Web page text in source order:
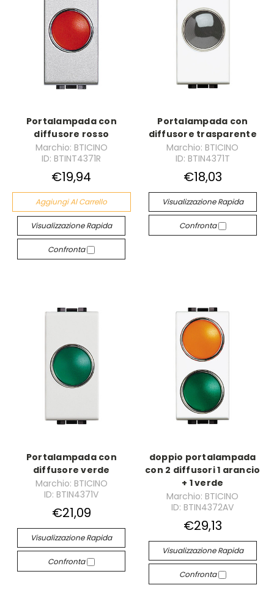
Portalampada con
diffusore rosso
Marchio: BTICINO
ID: BTINT4371R
€19,94
Aggiungi Al Carrello
Visualizzazione Rapida
Confronta
Portalampada con
diffusore trasparente
Marchio: BTICINO
ID: BTIN4371T
€18,03
Visualizzazione Rapida
Confronta
Portalampada con
diffusore verde
Marchio: BTICINO
ID: BTIN4371V
€21,09
Visualizzazione Rapida
Confronta
doppio portalampada
con 2 diffusori 1 arancio
+ 1 verde
Marchio: BTICINO
ID: BTIN4372AV
€29,13
Visualizzazione Rapida
Confronta